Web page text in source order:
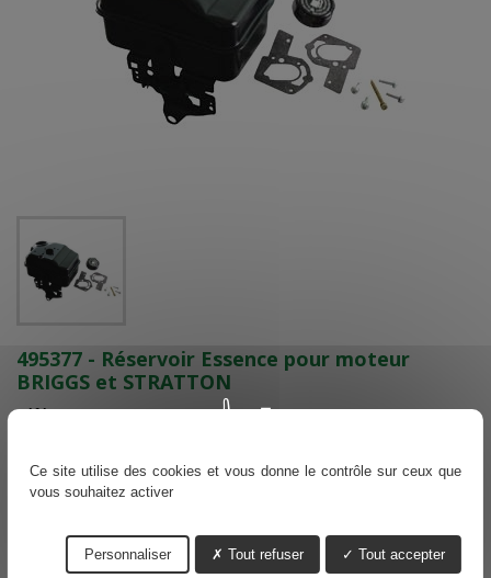
495377 - Réservoir Essence pour moteur
BRIGGS et STRATTON
Référence 495377
COMMANDER
IL N'EXISTE PAS DE REMPLACEMENT
Ce site utilise des cookies et vous donne le contrôle sur ceux que
vous souhaitez activer
Tout accepter
Tout refuser
Personnaliser